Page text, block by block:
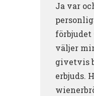
Ja var
förbjudet
väljer
givetvis
erbjuds.